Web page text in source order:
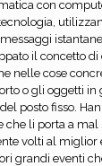
con
il concetto di
nelle cose
o gli oggetti in
posto fisso.
che li porta a
volti al miglior
grandi eventi